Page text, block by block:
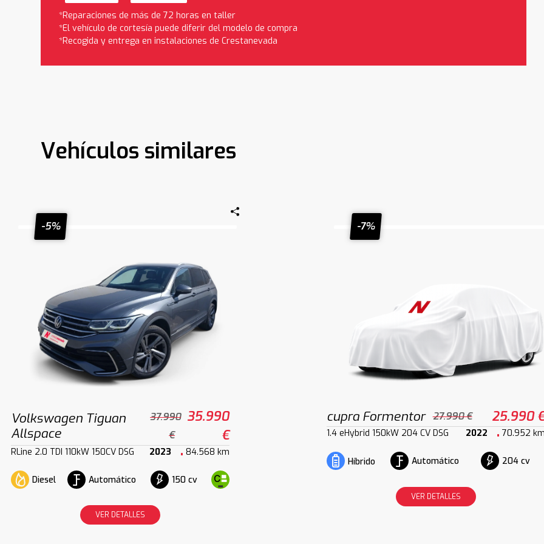
*Reparaciones de más de 72 horas en taller
*El vehículo de cortesía puede diferir del modelo de compra
*Recogida y entrega en instalaciones de Crestanevada
Vehículos similares
-5%
Volkswagen Tiguan
Allspace
37.990
€
35.990
€
RLine 2.0 TDI 110kW 150CV DSG 2023 84.568 km
Diesel Automático 150 cv
VER DETALLES
-7%
cupra Formentor 27.990 € 25.990
1.4 eHybrid 150kW 204 CV DSG 2022 70.952
Híbrido Automático 204 cv
VER DETALLES